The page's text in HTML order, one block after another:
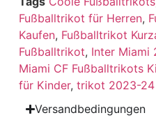
Fußballtrikot für Herren,
Kaufen, Fußballtrikot
Fußballtrikot, Inter Miami
Miami CF Fußballtrikots
für Kinder, trikot 2023-24
Versandbedingungen